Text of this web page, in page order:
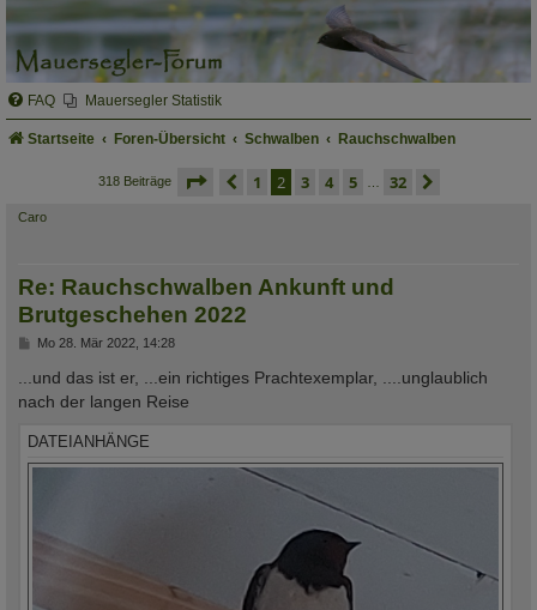
FAQ Mauersegler Statistik
Startseite Foren-Übersicht Schwalben Rauchschwalben
318 Beiträge seite 2 von 32
vorherige
1 2 3 4 5 32
Caro
Re: Rauchschwalben Ankunft und
Brutgeschehen 2022
B
i
t
r
g
Mo 28. Mär 2022, 14:28
...und das ist er, ...ein richtiges Prachtexemplar, ....unglaublich
nach der langen Reise
DATEIANHÄNGE